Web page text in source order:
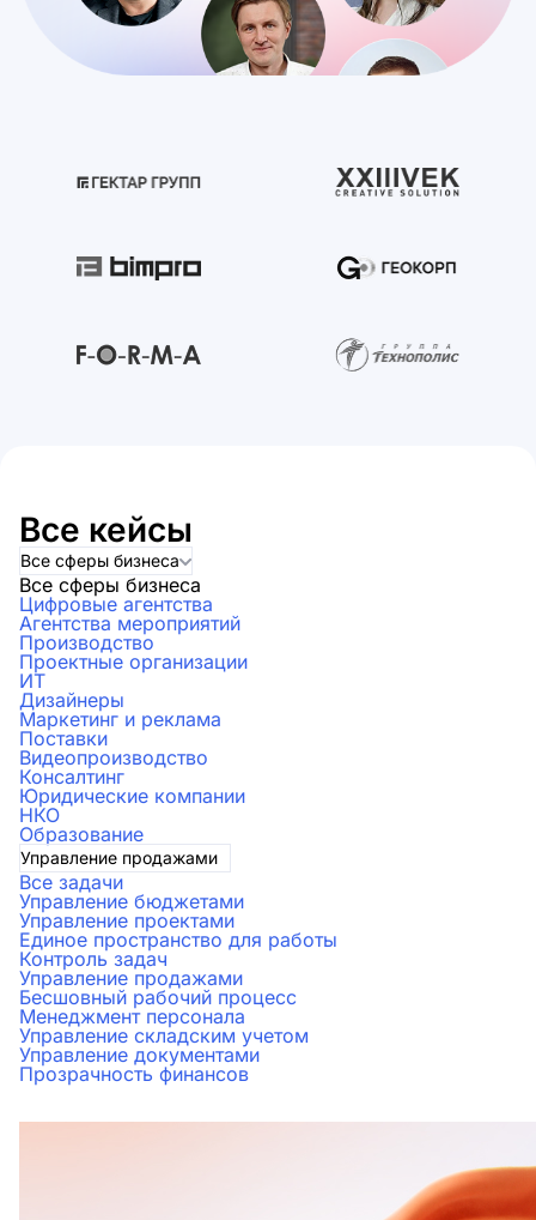
Все кейсы
Все сферы бизнеса
Все сферы бизнеса
Цифровые агентства
Агентства мероприятий
Производство
Проектные организации
ИТ
Дизайнеры
Маркетинг и реклама
Поставки
Видеопроизводство
Консалтинг
Юридические компании
НКО
Образование
Управление продажами
Все задачи
Управление бюджетами
Управление проектами
Единое пространство для работы
Контроль задач
Управление продажами
Бесшовный рабочий процесс
Менеджмент персонала
Управление складским учетом
Управление документами
Прозрачность финансов